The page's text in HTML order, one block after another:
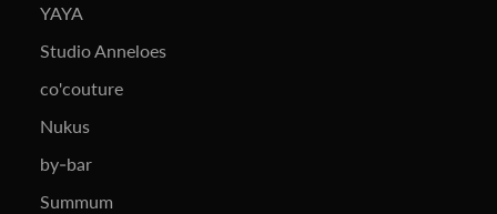
YAYA
Studio Anneloes
co'couture
Nukus
by-bar
Summum